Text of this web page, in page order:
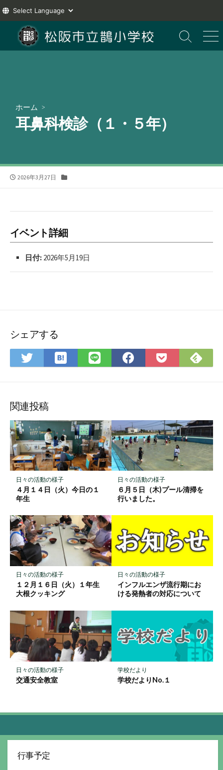
テ
検
索
メ
ニ
ホーム >
耳鼻科検診（１・５年）
公
2026年3月27日
イベント詳細
日付: 2026年5月19日
シェアする
Twitter
で
ア
は
て
ク
マ
ー
ク
に
存
LINE
で
Facebook
で
Pocket
に
で
関連投稿
日々の活動の様子
４月１４日（火）今日の１
年生
日々の活動の様子
６月５日（木)プール清掃を
行いました。
日々の活動の様子
１２月１６日（火）１年生
大根クッキング
日々の活動の様子
インフルエンザ流行期にお
ける発熱者の対応について
日々の活動の様子
交通安全教室
学校だより
学校だよりNo.１
行事予定